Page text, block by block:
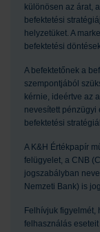
különösen az árat,
befektetési
helyzetüket. A
befektetési
A befektetőnek a
szempontjából
kérnie, ideértve az
nevesített pénzügyi
befektetési
A K&H Értékpapír
felügyelet, a CNB
jogszabályban
Nemzeti Bank) is
Felhívjuk figyelmét,
felhasználás